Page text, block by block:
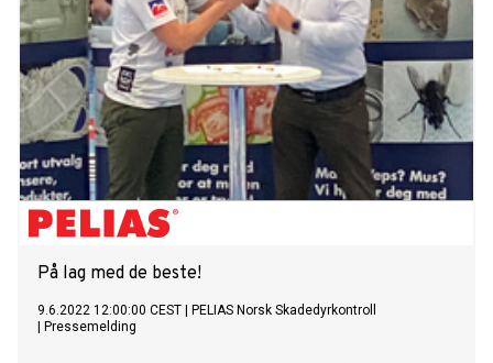
På lag med de beste!
9.6.2022 12:00:00 CEST
PELIAS Norsk Skadedyrkontroll
Pressemelding